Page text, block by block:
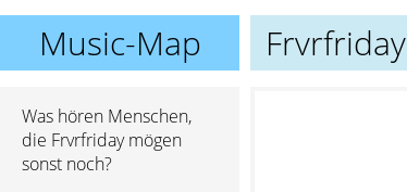
Music-Map Frvrfriday
Was hören Menschen,
die Frvrfriday mögen
sonst noch?